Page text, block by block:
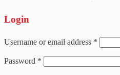
Login
Username or email address *
Password *